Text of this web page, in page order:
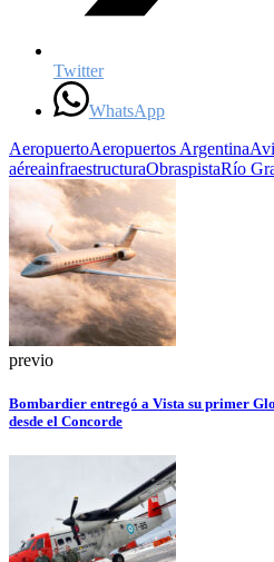
Twitter
WhatsApp
AeropuertoAeropuertos Argentina
aéreainfraestructuraObraspistaRío
previo
Bombardier entregó a Vista su primer
desde el Concorde